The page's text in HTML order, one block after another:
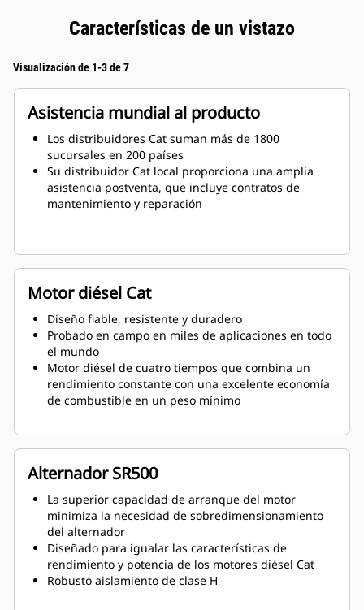
Características de un vistazo
Visualización de 1-3 de 7
Asistencia mundial al producto
Los distribuidores Cat suman más de 1800
sucursales en 200 países
Su distribuidor Cat local proporciona una amplia
asistencia postventa, que incluye contratos de
mantenimiento y reparación
Motor diésel Cat
Diseño fiable, resistente y duradero
Probado en campo en miles de aplicaciones en todo
el mundo
Motor diésel de cuatro tiempos que combina un
rendimiento constante con una excelente economía
de combustible en un peso mínimo
Alternador SR500
La superior capacidad de arranque del motor
minimiza la necesidad de sobredimensionamiento
del alternador
Diseñado para igualar las características de
rendimiento y potencia de los motores diésel Cat
Robusto aislamiento de clase H